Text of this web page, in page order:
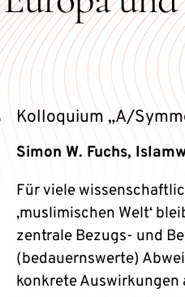
Kolloquium „A/
Simon W. Fuchs,
Für viele
‚muslimischen Welt‘
zentrale Bezugs- und
(bedauernswerte)
konkrete Auswirkungen